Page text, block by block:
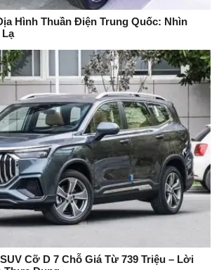
Hình Thuần Điện Trung Quốc: Nhìn
Cỡ D 7 Chỗ Giá Từ 739 Triệu – Lời